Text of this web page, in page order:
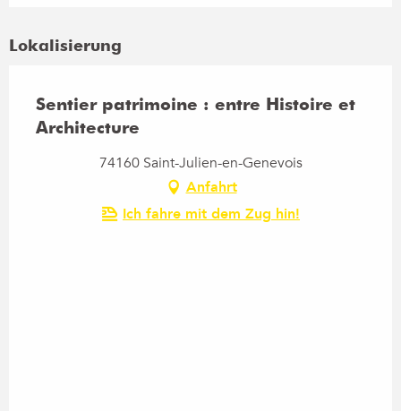
Lokalisierung
Sentier patrimoine : entre Histoire et
Architecture
74160 Saint-Julien-en-Genevois
Anfahrt
Ich fahre mit dem Zug hin!